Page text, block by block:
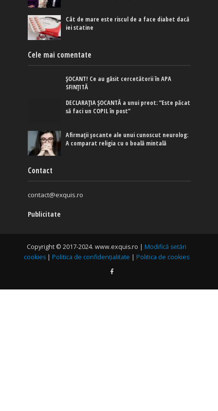
Cât de mare este riscul de a face diabet dacă
iei statine
Cele mai comentate
ȘOCANT! Ce au găsit cercetătorii în APA
SFINȚITĂ
DECLARAȚIA ȘOCANTĂ a unui preot: ”Este păcat
să faci un COPIL în post”
A comparat religia cu o boală mintală
cookies|Politica de confidențialitate|Politica de cookies